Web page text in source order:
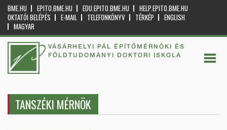
BME.HU EPITO.BME.HU EDU.EPITO.BME.HU
HELP.EPITO.BME.HU
OKTATÓI BELÉPÉS
E-MAIL TELEFONKÖNYV TÉRKÉP
ENGLISH
MAGYAR
VÁSÁRHELYI PÁL ÉPÍTŐMÉRNÖKI ÉS
FÖLDTUDOMÁNYI DOKTORI ISKOLA
TANSZÉKI MÉRNÖK